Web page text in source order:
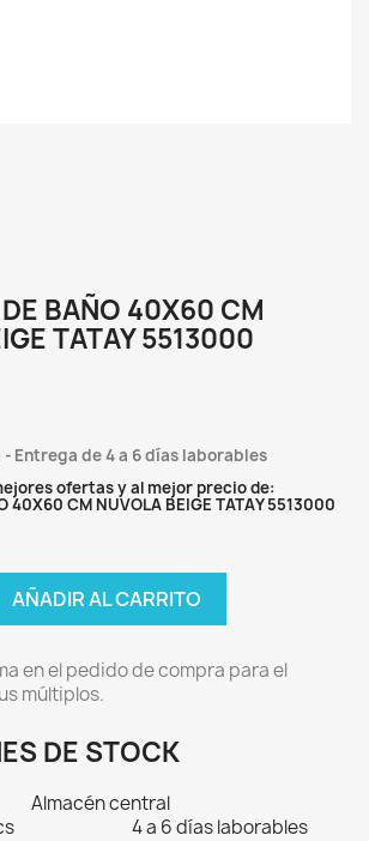
BAÑO 40X60 CM
TATAY 5513000
Entrega de 4 a 6 días laborables
ofertas y al mejor precio de:
40X60 CM NUVOLA BEIGE TATAY 5513000
AÑADIR AL CARRITO
en el pedido de compra para el
múltiplos.
DE STOCK
Almacén central
4 a 6 días laborables